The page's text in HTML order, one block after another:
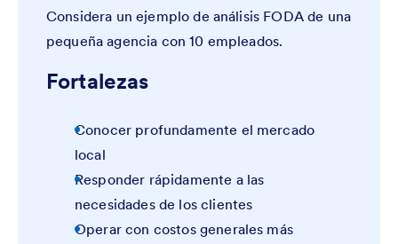
Considera un ejemplo de análisis FODA de una
pequeña agencia con 10 empleados.
Fortalezas
Conocer profundamente el mercado
local
Responder rápidamente a las
necesidades de los clientes
Operar con costos generales más